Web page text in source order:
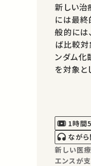
新しい
には最終
般的には
ば比較対
ンダム化
を対象と
覚した降
国の臨床
ラ…
1時間
なが
新しい医
エンスが